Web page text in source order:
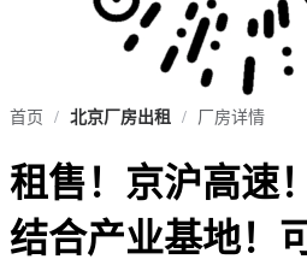
首页 / 北京厂房出租 / 厂房详情
租售！京沪高速
结合产业基地！